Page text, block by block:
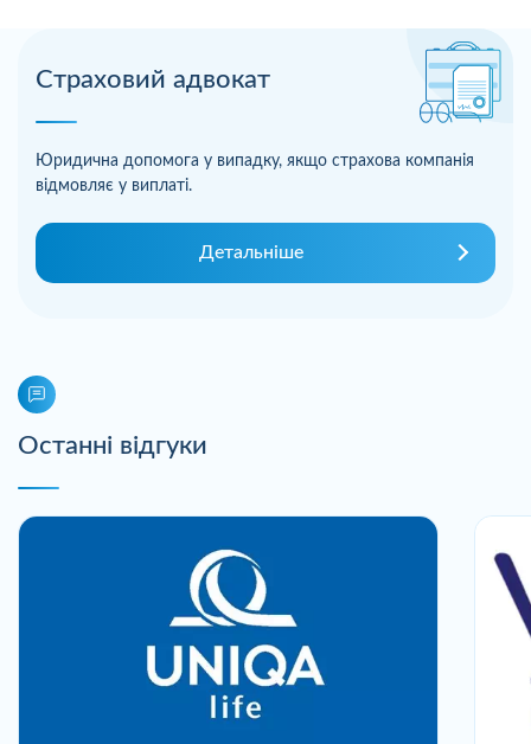
Страховий адвокат
Юридична допомога у випадку, якщо страхова компанія
відмовляє у виплаті.
Детальніше
Останні відгуки